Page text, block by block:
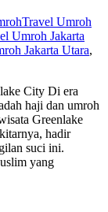
Travel Umroh
Umroh Jakarta
Jakarta Utara,
City Di era
haji dan umroh
Greenlake
hadir
suci ini.
yang